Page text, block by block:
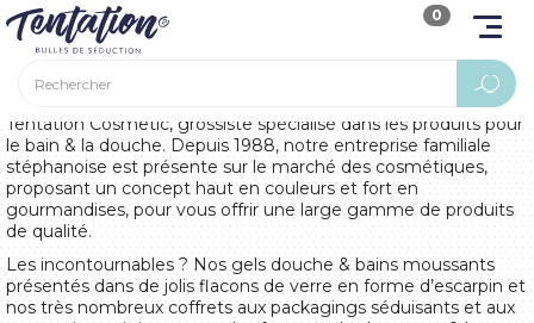
0
Tentation Cosmetic, grossiste spécialisé dans les produits pour
le bain & la douche. Depuis 1988, notre entreprise familiale
stéphanoise est présente sur le marché des cosmétiques,
proposant un concept haut en couleurs et fort en
gourmandises, pour vous offrir une large gamme de produits
de qualité.
Les incontournables ? Nos gels douche & bains moussants
présentés dans de jolis flacons de verre en forme d’escarpin et
nos très nombreux coffrets aux packagings séduisants et aux